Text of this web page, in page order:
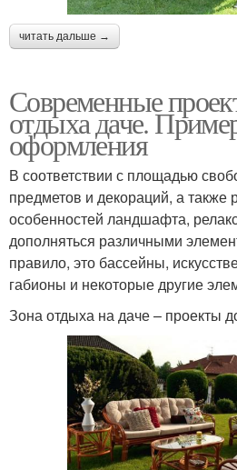
читать дальше →
Современные
отдыха даче.
оформления
В соответствии с площадью
предметов и декораций, а также
особенностей ландшафта,
дополняться различными
правило, это бассейны,
габионы и некоторые другие
Зона отдыха на даче – проекты